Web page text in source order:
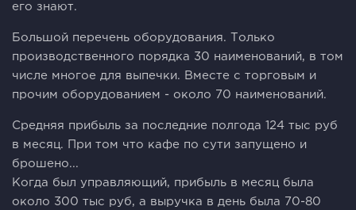
его знают.
Большой перечень оборудования. Только
производственного порядка 30 наименований, в том
числе многое для выпечки. Вместе с торговым и
прочим оборудованием - около 70 наименований.
Средняя прибыль за последние полгода 124 тыс руб
в месяц. При том что кафе по сути запущено и
брошено...
Когда был управляющий, прибыль в месяц была
около 300 тыс руб, а выручка в день была 70-80